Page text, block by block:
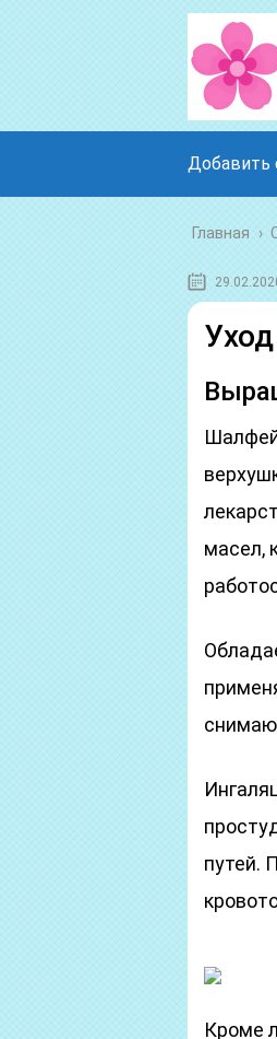
Добавить
Главная ›
масел,
путей.
Кроме